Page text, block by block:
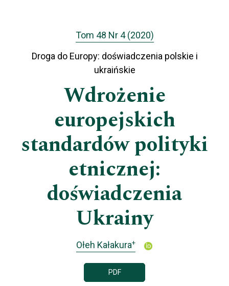
Tom 48 Nr 4 (2020)
Droga do Europy: doświadczenia polskie i
ukraińskie
Wdrożenie
europejskich
standardów polityki
etnicznej:
doświadczenia
Ukrainy
Ołeh Kałakura+
PDF